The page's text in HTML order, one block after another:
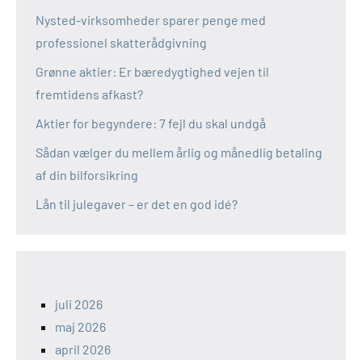
Nysted-virksomheder sparer penge med
professionel skatterådgivning
Grønne aktier: Er bæredygtighed vejen til
fremtidens afkast?
Aktier for begyndere: 7 fejl du skal undgå
Sådan vælger du mellem årlig og månedlig betaling
af din bilforsikring
Lån til julegaver – er det en god idé?
juli 2026
maj 2026
april 2026